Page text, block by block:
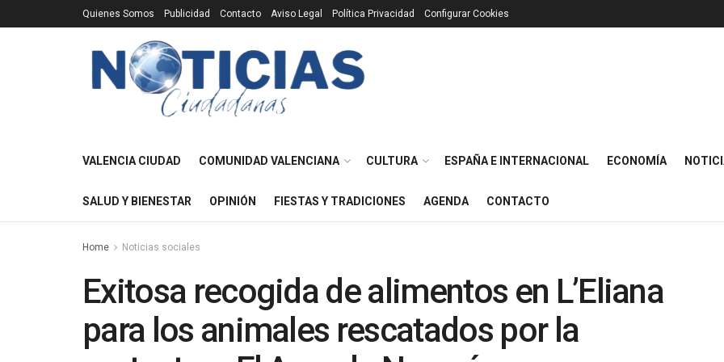
Quienes Somos Publicidad Contacto Aviso Legal Política Privacidad Configurar Cookies
VALENCIA CIUDAD COMUNIDAD VALENCIANA CULTURA ESPAÑA E INTERNACIONAL ECONOMÍA
SALUD Y BIENESTAR OPINIÓN FIESTAS Y TRADICIONES AGENDA CONTACTO
Home Noticias sociales
Exitosa recogida de alimentos en L’Eliana
para los animales rescatados por la